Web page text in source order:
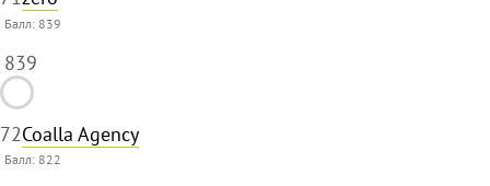
Балл: 839
839
72Coalla Agency
Балл: 822